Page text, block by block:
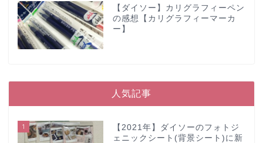
【ダイソー】カリグラフィーペン
の感想【カリグラフィーマーカ
ー】
人気記事
1
【2021年】ダイソーのフォトジ
ェニックシート(背景シート)に新